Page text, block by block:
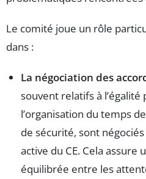
Le comité joue un rôle
dans :
La négociation des
souvent relatifs à
l’organisation du temps
de sécurité, sont
active du CE. Cela assure
équilibrée entre les